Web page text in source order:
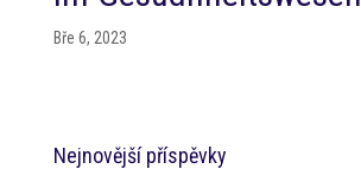
Bře 6, 2023
Nejnovější příspěvky